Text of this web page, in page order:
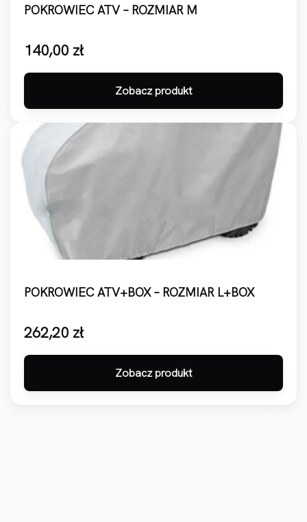
POKROWIEC ATV – ROZMIAR M
140,00 zł
Zobacz produkt
POKROWIEC ATV+BOX – ROZMIAR L+BOX
262,20 zł
Zobacz produkt